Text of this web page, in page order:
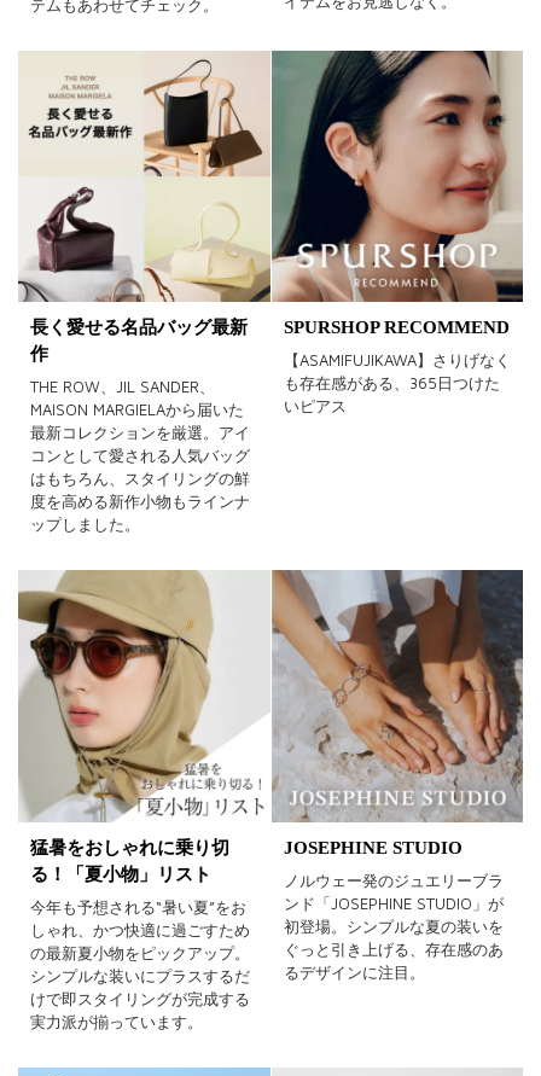
テムもあわせてチェック。
長く愛せる名品バッグ最新
作
THE ROW、JIL SANDER、
MAISON MARGIELAから届いた
最新コレクションを厳選。アイ
コンとして愛される人気バッグ
はもちろん、スタイリングの鮮
度を高める新作小物もラインナ
ップしました。
SPURSHOP RECOMMEND
【ASAMIFUJIKAWA】さりげなく
も存在感がある、365日つけた
いピアス
猛暑をおしゃれに乗り切
る！「夏小物」リスト
今年も予想される“暑い夏”をお
しゃれ、かつ快適に過ごすため
の最新夏小物をピックアップ。
シンプルな装いにプラスするだ
けで即スタイリングが完成する
実力派が揃っています。
JOSEPHINE STUDIO
ノルウェー発のジュエリーブラ
ンド「JOSEPHINE STUDIO」が
初登場。シンプルな夏の装いを
ぐっと引き上げる、存在感のあ
るデザインに注目。